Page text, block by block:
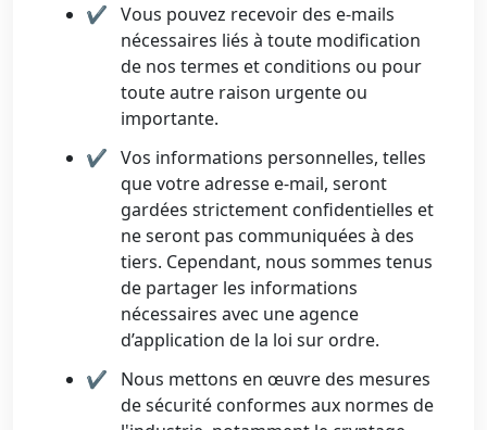
Vous pouvez recevoir des e-mails
nécessaires liés à toute modification
de nos termes et conditions ou pour
toute autre raison urgente ou
importante.
Vos informations personnelles, telles
que votre adresse e-mail, seront
gardées strictement confidentielles et
ne seront pas communiquées à des
tiers. Cependant, nous sommes tenus
de partager les informations
nécessaires avec une agence
d’application de la loi sur ordre.
Nous mettons en œuvre des mesures
de sécurité conformes aux normes de